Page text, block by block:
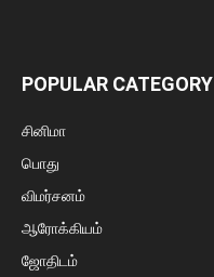
POPULAR CATEGORY
சினிமா
பொது
விமர்சனம்
ஆரோக்கியம்
ஜோதிடம்